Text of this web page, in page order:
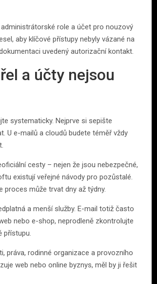
role a účet pro nouzový
aby klíčové přístupy nebyly vázané na
uvedený autorizační kontakt.
a účty nejsou
systematicky. Nejprve si sepište
U e-mailů a cloudů budete téměř vždy
cesty – nejen že jsou nebezpečné,
existují veřejné návody pro pozůstalé.
proces může trvat dny až týdny.
a menší služby. E-mail totiž často
nebo e-shop, neprodleně zkontrolujte
přístupu.
práva, rodinné organizace a provozního
web nebo online byznys, měl by ji řešit